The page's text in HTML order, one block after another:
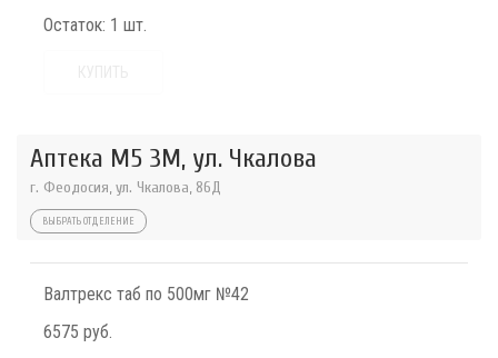
Остаток: 1 шт.
Аптека М5 3М, ул. Чкалова
г. Феодосия, ул. Чкалова, 86Д
ВЫБРАТЬ ОТДЕЛЕНИЕ
Валтрекс таб по 500мг №42
6575 руб.